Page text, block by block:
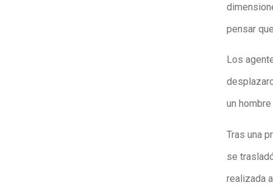
pensar
Los
un
Tras una
se
realizada